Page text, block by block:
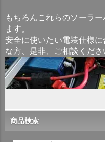
もちろんこれらのソーラ
ます。
安全に使いたい電装仕様
な方、是非、ご相談くださ
商品検索